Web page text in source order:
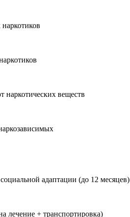
наркотических веществ
адаптации (до 12 месяцев)
лечение + транспортировка)